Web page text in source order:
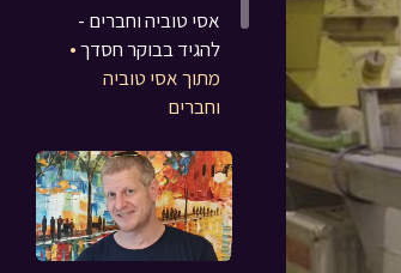
אסי טוביה וחברים -
להגיד בבוקר חסדך•
מתוך אסי טוביה
וחברים